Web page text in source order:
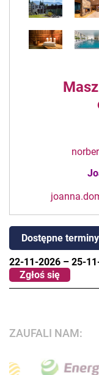
Dostępne terminy
22-11-2026 – 25-
Zgłoś się
ZAUFALI NAM: